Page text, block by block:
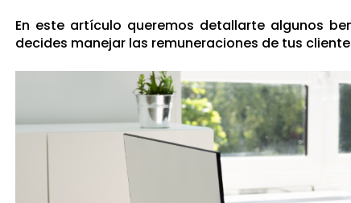
En este artículo queremos detallarte algunos
decides manejar las remuneraciones de tus